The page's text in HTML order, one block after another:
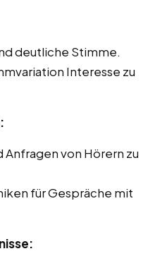
deutliche Stimme.
Interesse zu
Anfragen von Hörern zu
für Gespräche mit